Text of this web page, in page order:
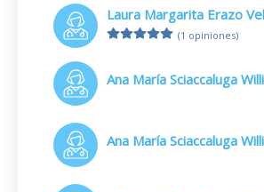
Laura Margarita Erazo
(1 opiniones)
Ana María Sciaccaluga
Ana María Sciaccaluga